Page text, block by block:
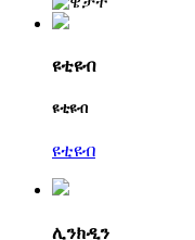
ዩቲዩብ
ዩቲዩብ
ዩቲዩብ
ሊንክዲን